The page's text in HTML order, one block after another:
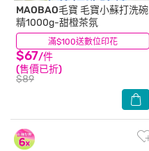
滿$100送數位印花
MAOBAO毛寶 毛寶小蘇打洗碗
精1000g-甜橙茶氛
$67/件
(售價已折)
$89
(10)